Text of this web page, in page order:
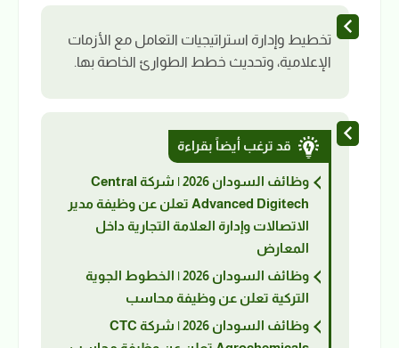
تخطيط وإدارة استراتيجيات التعامل مع الأزمات
الإعلامية، وتحديث خطط الطوارئ الخاصة بها.
قد ترغب أيضاً بقراءة
وظائف السودان 2026 | شركة Central
Advanced Digitech تعلن عن وظيفة مدير
الاتصالات وإدارة العلامة التجارية داخل
المعارض
وظائف السودان 2026 | الخطوط الجوية
التركية تعلن عن وظيفة محاسب
وظائف السودان 2026 | شركة CTC